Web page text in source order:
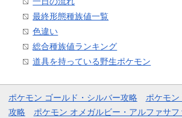
最終形態種族値一覧
色違い
総合種族値ランキング
道具を持っている野生ポケモン
ポケモン ゴールド・シルバー攻略
ポケモン
攻略
ポケモン オメガルビー・アルファサフ